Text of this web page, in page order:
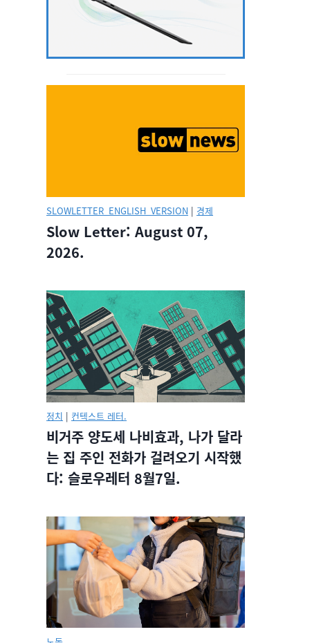
SLOWLETTER_ENGLISH_VERSION | 경제
Slow Letter: August 07,
2026.
정치 | 컨텍스트 레터.
비거주 양도세 나비효과, 나가 달라
는 집 주인 전화가 걸려오기 시작했
다: 슬로우레터 8월7일.